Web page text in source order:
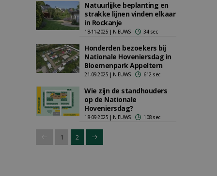
Natuurlijke beplanting en
strakke lijnen vinden elkaar
in Rockanje
18-11-2025 | NIEUWS 34 sec
Honderden bezoekers bij
Nationale Hoveniersdag in
Bloemenpark Appeltern
21-09-2025 | NIEUWS 612 sec
Wie zijn de standhouders
op de Nationale
Hoveniersdag?
18-09-2025 | NIEUWS 108 sec
1 2